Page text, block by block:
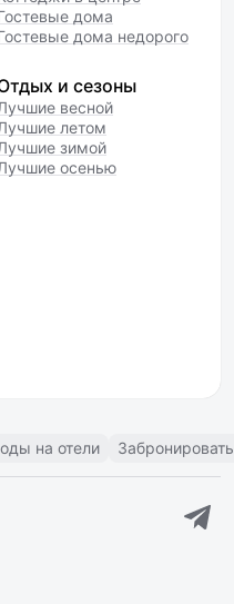
дома
дома недорого
и сезоны
весной
летом
зимой
осенью
на отели